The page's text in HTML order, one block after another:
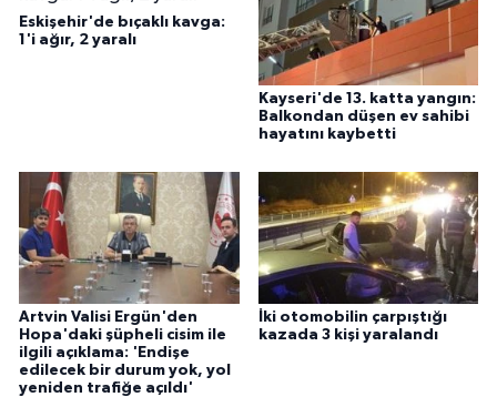
Eskişehir'de bıçaklı kavga:
1'i ağır, 2 yaralı
Kayseri'de 13. katta yangın:
Balkondan düşen ev sahibi
hayatını kaybetti
Artvin Valisi Ergün'den
Hopa'daki şüpheli cisim ile
ilgili açıklama: 'Endişe
edilecek bir durum yok, yol
yeniden trafiğe açıldı'
İki otomobilin çarpıştığı
kazada 3 kişi yaralandı